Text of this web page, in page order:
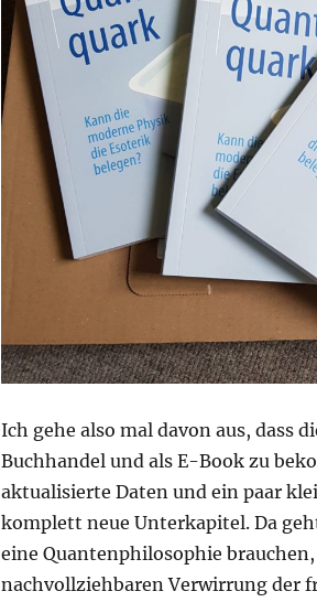
Ich gehe also mal davon aus, dass
Buchhandel und als E-Book zu
aktualisierte Daten und ein paar
komplett neue Unterkapitel. Da
eine Quantenphilosophie
nachvollziehbaren Verwirrung der